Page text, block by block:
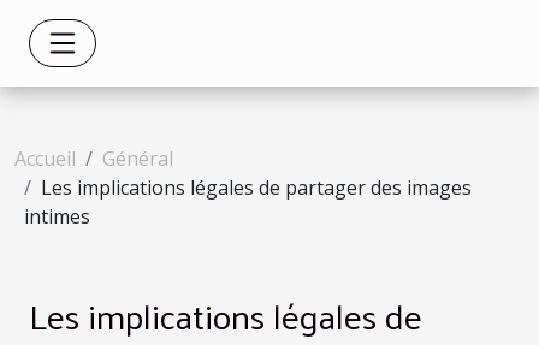
Accueil
Général
Les implications légales de partager des images
intimes
Les implications légales de